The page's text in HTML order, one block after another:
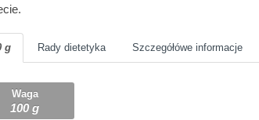
g Rady dietetyka Szczegółówe informacje
Waga
100 g